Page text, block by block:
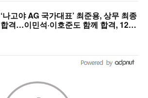
‘나고야 AG 국가대표’ 최준용, 상무 최종
합격…이민석·이호준도 함께 합격, 12월